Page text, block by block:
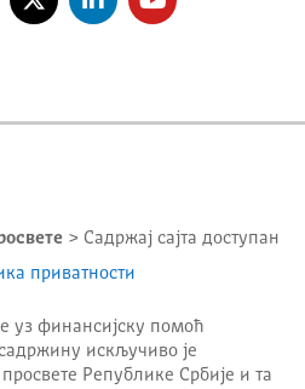
> Садржај сајта доступан
приватности
уз финансијску помоћ
искључиво је
Републике Србије и та